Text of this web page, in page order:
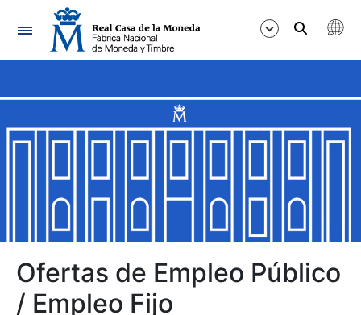
Navegación
Mostrar/Ocultar
Mostrar/Ocultar
Mostrar/Ocultar
Ofertas de Empleo Público
/ Empleo Fijo